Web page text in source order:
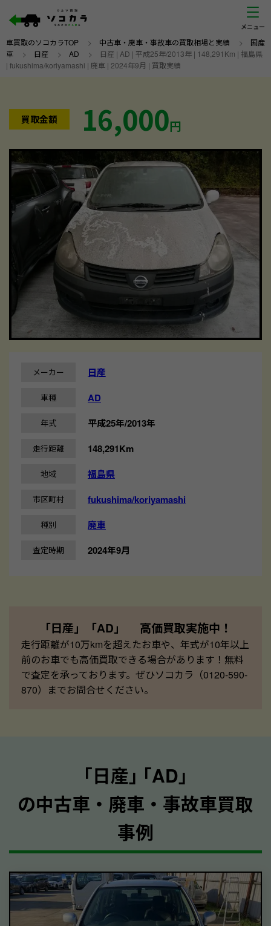
車買取のソコカラTOP > 中古車・廃車・事故車の買取相場と実績 > 国産
車 > 日産 > AD >
日産 | AD | 平成25年/2013年 | 148,291Km | 福島県
| fukushima/koriyamashi | 廃車 | 2024年9月 | 買取実績
買取金額 16,000円
メーカー 日産
車種 AD
年式 平成25年/2013年
走行距離 148,291Km
地域 福島県
市区町村 fukushima/koriyamashi
種別 廃車
査定時期 2024年9月
「日産」「AD」 高価買取実施中！
走行距離が10万kmを超えたお車や、年式が10年以上
前のお車でも高価買取できる場合があります！無料
で査定を承っております。ぜひソコカラ（0120-590-
870）までお問合せください。
｢日産｣ ｢AD｣
の中古車・廃車・事故車買取
事例